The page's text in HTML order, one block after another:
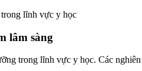
lĩnh vực y học
lâm sàng
trong lĩnh vực y học. Các